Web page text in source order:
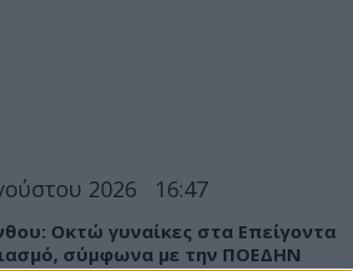
2026 16:47
Οκτώ γυναίκες στα Επείγοντα
σύμφωνα με την ΠΟΕΔΗΝ